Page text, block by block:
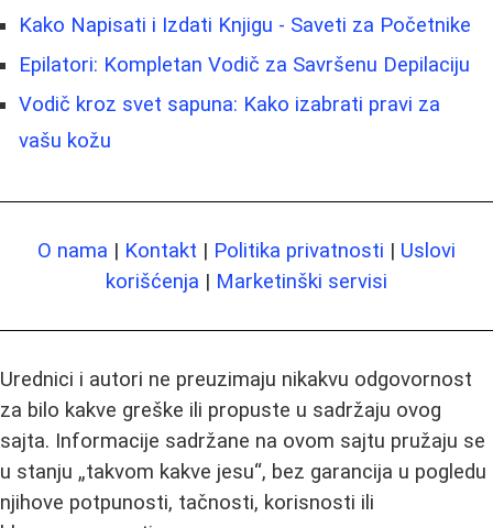
Kako Napisati i Izdati Knjigu - Saveti za Početnike
Epilatori: Kompletan Vodič za Savršenu Depilaciju
Vodič kroz svet sapuna: Kako izabrati pravi za
vašu kožu
O nama | Kontakt | Politika privatnosti | Uslovi
korišćenja | Marketinški servisi
Urednici i autori ne preuzimaju nikakvu odgovornost
za bilo kakve greške ili propuste u sadržaju ovog
sajta. Informacije sadržane na ovom sajtu pružaju se
u stanju „takvom kakve jesu“, bez garancija u pogledu
njihove potpunosti, tačnosti, korisnosti ili